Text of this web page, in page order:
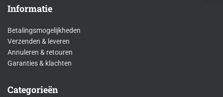
Informatie
Betalingsmogelijkheden
Verzenden & leveren
Annuleren & retouren
Garanties & klachten
Categorieën